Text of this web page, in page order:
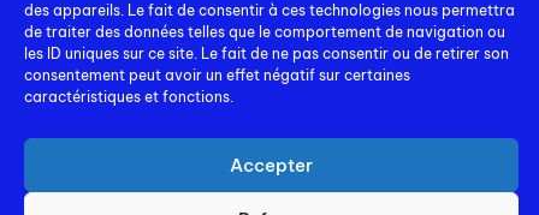
des appareils. Le fait de consentir à ces technologies nous permettra
de traiter des données telles que le comportement de navigation ou
les ID uniques sur ce site. Le fait de ne pas consentir ou de retirer son
consentement peut avoir un effet négatif sur certaines
caractéristiques et fonctions.
Accepter
Com' des CGP 26 août 2024